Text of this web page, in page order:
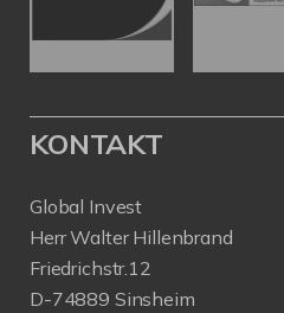
KONTAKT
Global Invest
Herr Walter Hillenbrand
Friedrichstr.12
D-74889 Sinsheim